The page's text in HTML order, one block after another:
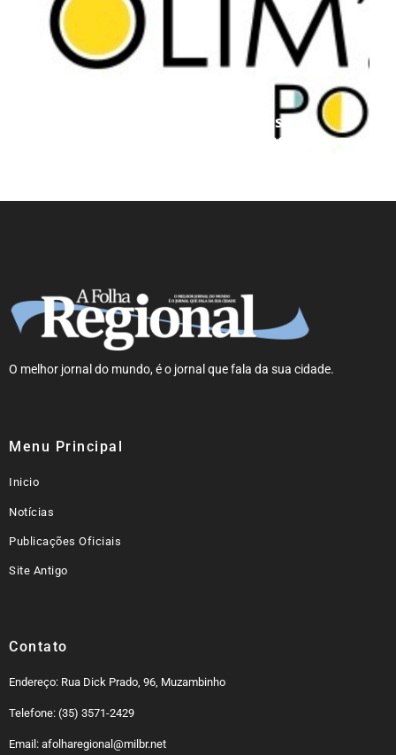
estudantes das universidades
federais e amplia oportunidades de
O melhor jornal do mundo, é o jornal que fala da sua cidade.
Menu Principal
Inicio
Notícias
Publicações Oficiais
Site Antigo
Contato
Endereço: Rua Dick Prado, 96, Muzambinho
Telefone: (35) 3571-2429
Email: afolharegional@milbr.net